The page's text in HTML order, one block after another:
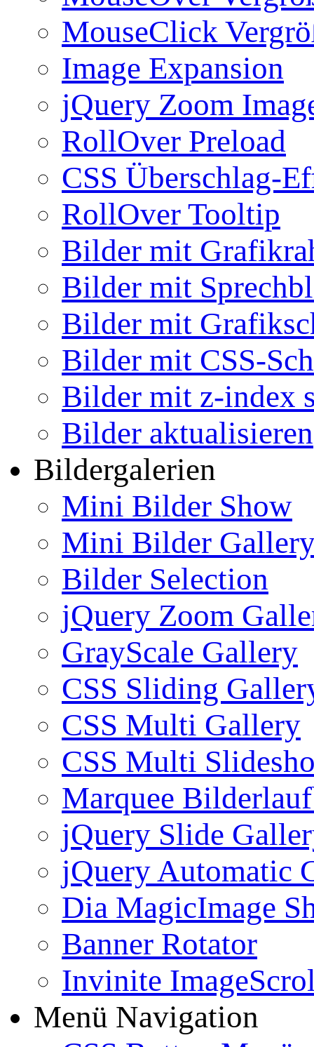
MouseClick
Image Expansion
jQuery Zoom
RollOver Preload
CSS Überschlag-
RollOver Tooltip
Bilder mit
Bilder mit
Bilder mit
Bilder mit CSS-
Bilder mit z-index
Bilder aktualisieren
Bildergalerien
Mini Bilder Show
Mini Bilder
Bilder Selection
jQuery Zoom
GrayScale Gallery
CSS Sliding
CSS Multi Gallery
CSS Multi
Marquee
jQuery Slide
jQuery Automatic
Dia MagicImage
Banner Rotator
Invinite
Menü Navigation